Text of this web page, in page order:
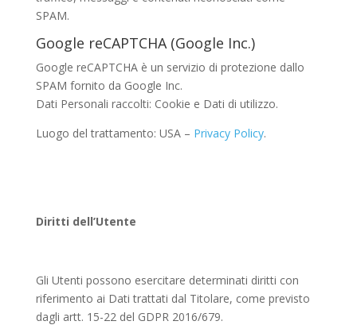
SPAM.
Google reCAPTCHA (Google Inc.)
Google reCAPTCHA è un servizio di protezione dallo
SPAM fornito da Google Inc.
Dati Personali raccolti: Cookie e Dati di utilizzo.
Luogo del trattamento: USA – Privacy Policy.
Diritti dell’Utente
Gli Utenti possono esercitare determinati diritti con
riferimento ai Dati trattati dal Titolare, come previsto
dagli artt. 15-22 del GDPR 2016/679.